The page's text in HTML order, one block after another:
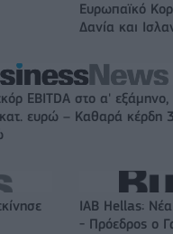
Ευρωπαϊκό
Δανία και
EBITDA στο α' εξάμηνο,
ευρώ – Καθαρά κέρδη
IAB Hellas: Νέα
- Πρόεδρος ο